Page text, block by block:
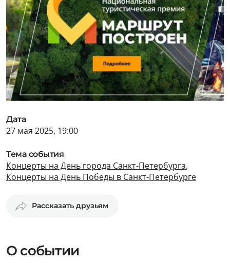
Дата
27 мая 2025, 19:00
Тема события
Концерты на День города Санкт-Петербурга,
Концерты на День Победы в Санкт-Петербурге
Рассказать друзьям
О событии